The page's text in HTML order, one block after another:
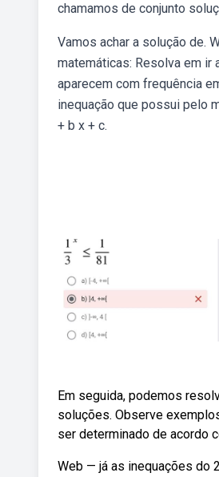
chamamos de conjunto
Vamos achar a solução de.
matemáticas: Resolva em ir
aparecem com frequência
inequação que possui pelo
+ b x + c.
Em seguida, podemos
soluções. Observe
ser determinado de acordo
Web — já as inequações do